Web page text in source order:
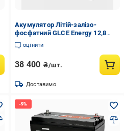
Акумулятор Літій-залізо-
фосфатний GLCE Energy 12,8
V/300 Ah/3840 Wh LiFePO4
оцінити
38 400 ₴/шт.
Доставимо